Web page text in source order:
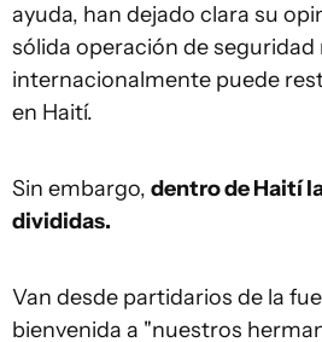
ayuda, han dejado clara su
sólida operación de seguridad
internacionalmente puede
en Haití.
Sin embargo, dentro de Haití
divididas.
Van desde partidarios de la
bienvenida a "nuestros